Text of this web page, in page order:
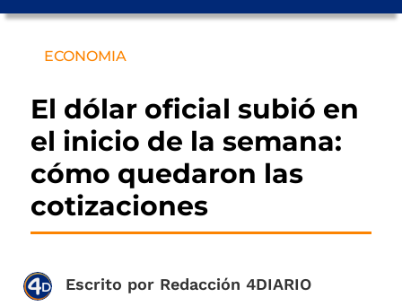
ECONOMIA
El dólar oficial subió en
el inicio de la semana:
cómo quedaron las
cotizaciones
Escrito por Redacción 4DIARIO